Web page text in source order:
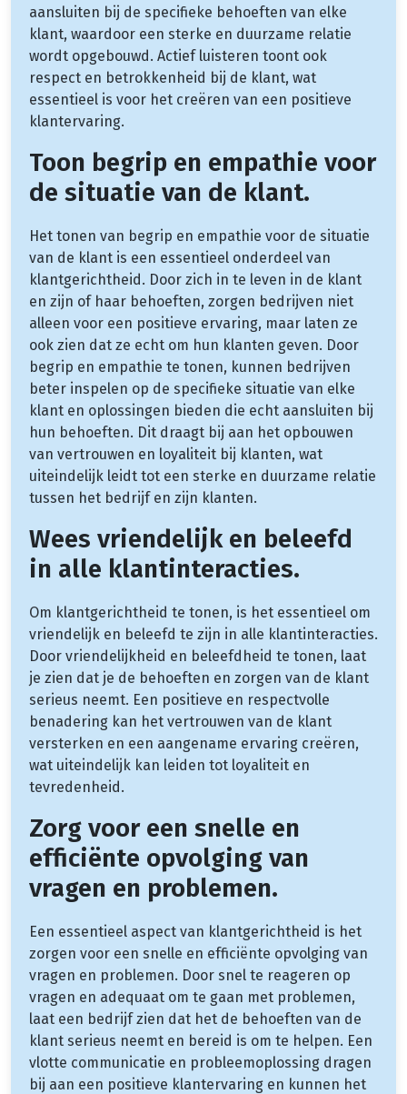
aansluiten bij de specifieke behoeften van elke
klant, waardoor een sterke en duurzame relatie
wordt opgebouwd. Actief luisteren toont ook
respect en betrokkenheid bij de klant, wat
essentieel is voor het creëren van een positieve
klantervaring.
Toon begrip en empathie voor
de situatie van de klant.
Het tonen van begrip en empathie voor de situatie
van de klant is een essentieel onderdeel van
klantgerichtheid. Door zich in te leven in de klant
en zijn of haar behoeften, zorgen bedrijven niet
alleen voor een positieve ervaring, maar laten ze
ook zien dat ze echt om hun klanten geven. Door
begrip en empathie te tonen, kunnen bedrijven
beter inspelen op de specifieke situatie van elke
klant en oplossingen bieden die echt aansluiten bij
hun behoeften. Dit draagt bij aan het opbouwen
van vertrouwen en loyaliteit bij klanten, wat
uiteindelijk leidt tot een sterke en duurzame relatie
tussen het bedrijf en zijn klanten.
Wees vriendelijk en beleefd
in alle klantinteracties.
Om klantgerichtheid te tonen, is het essentieel om
vriendelijk en beleefd te zijn in alle klantinteracties.
Door vriendelijkheid en beleefdheid te tonen, laat
je zien dat je de behoeften en zorgen van de klant
serieus neemt. Een positieve en respectvolle
benadering kan het vertrouwen van de klant
versterken en een aangename ervaring creëren,
wat uiteindelijk kan leiden tot loyaliteit en
tevredenheid.
Zorg voor een snelle en
efficiënte opvolging van
vragen en problemen.
Een essentieel aspect van klantgerichtheid is het
zorgen voor een snelle en efficiënte opvolging van
vragen en problemen. Door snel te reageren op
vragen en adequaat om te gaan met problemen,
laat een bedrijf zien dat het de behoeften van de
klant serieus neemt en bereid is om te helpen. Een
vlotte communicatie en probleemoplossing dragen
bij aan een positieve klantervaring en kunnen het